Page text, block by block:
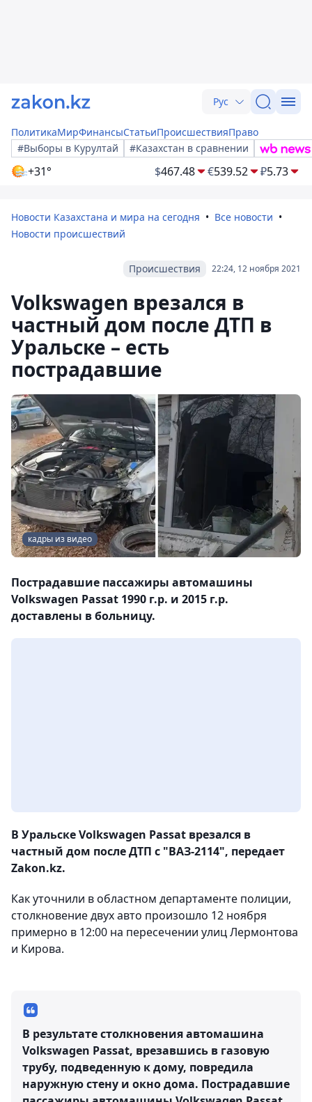
Рус
ПолитикаМирФинансыСтатьиПроисшествияПраво
#Выборы в Курултай
#Казахстан в сравнении
+31° $467.48 €539.52 ₽5.73
Новости Казахстана и мира на сегодня
Все новости
Новости происшествий
22:24, 12 ноября 2021
Происшествия
Volkswagen врезался в
частный дом после ДТП в
Уральске – есть
пострадавшие
кадры из видео
Пострадавшие пассажиры автомашины
Volkswagen Passat 1990 г.р. и 2015 г.р.
доставлены в больницу.
В Уральске Volkswagen Passat врезался в
частный дом после ДТП с "ВАЗ-2114", передает
Zakon.kz.
Как уточнили в областном департаменте полиции,
столкновение двух авто произошло 12 ноября
примерно в 12:00 на пересечении улиц Лермонтова
и Кирова.
В результате столкновения автомашина
Volkswagen Passat, врезавшись в газовую
трубу, подведенную к дому, повредила
наружную стену и окно дома. Пострадавшие